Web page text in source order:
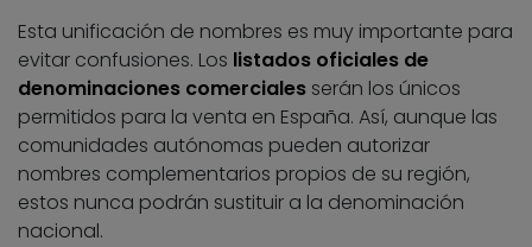
Esta unificación de nombres es muy importante para
evitar confusiones. Los listados oficiales de
denominaciones comerciales serán los únicos
permitidos para la venta en España. Así, aunque las
comunidades autónomas pueden autorizar
nombres complementarios propios de su región,
estos nunca podrán sustituir a la denominación
nacional.